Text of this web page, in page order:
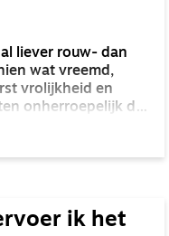
liever rouw- dan
wat vreemd,
vrolijkheid en
onherroepelijk de
spreekt. Het
aan om nabijheid
ik het